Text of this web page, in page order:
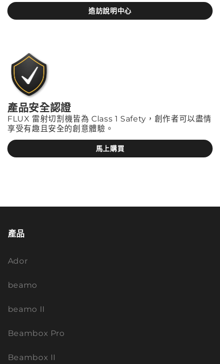
造訪說明中心
產品安全認證
FLUX 雷射切割機皆為 Class 1 Safety，創作者可以盡情
享受有趣且安全的創意體驗。
馬上購買
產品
Ador
beamo
beamo II
Beambox Pro
Beambox II